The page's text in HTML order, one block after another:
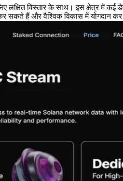
विस्तार के साथ। इस क्षेत्र में कई
सकते हैं और वैश्विक विकास में योगदान